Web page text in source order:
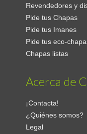
Revendedores y
Pide tus Chapas
Pide tus Imanes
Pide tus eco-
Chapas listas
Acerca de
¡Contacta!
¿Quiénes somos?
Legal